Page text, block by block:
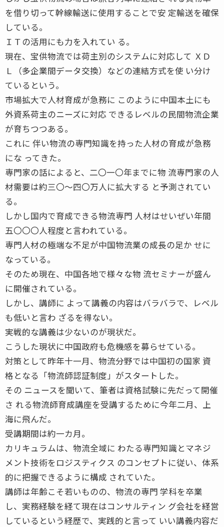
を借り切って幹線輸送に使用することで安 定輸送を確保
している。
ＩＴの活用にも力を入れてい る。
現在、宝供物流では荷主別のシステムに対応して ＸＤ
Ｌ（多企業間データ交換）などの連結方式を使 い分け
ているという。
市場拡大で人材育成が急務に このように中国本土にも
外資系荷主のニーズに対応 できるレベルの民間物流企業
が育ちつつある。
これに 伴い物流の専門知識を持った人材の育成が急務
にな ってきた。
専門家の話によると、二〇一〇年までに物 流専門家の人
材需要は約三〇〜四〇万人に拡大する と予測されてい
る。
しかし国内で育成できる物流専門 人材はせいぜい年間
五〇〇〇人程度と言われている。
専門人材の極端な不足が中国物流業の成長の足か せに
なっている。
そのため現在、中国各地で様々な物 流セミナーが盛ん
に開催されている。
しかし、講師に よって講義の内容はバラバラで、レベル
も低いと言わ ざるを得ない。
実戦的な講義は少ないのが現状だ。
こうした現状に中国政府も危機感を募らせている。
対策として昨年十一月、物流分野では中国初の国家 資
格となる「物流師認証制度」がスタートした。
その ニュースを聞いて、筆者は資格試験に先だって開催
さ れる物流師育成講座を受講するために今年二月、上
海に飛んだ。
受講期間は約一カ月。
カリキュラムは、物流全域に わたる専門知識とマネジ
メント技術をロジスティクス のコンセプトに従い、体系
的に把握できるように構成 されていた。
講師は年齢こそ若いものの、物流の専門 学科を卒業
し、実務経験を経て現在はコンサルティン グ会社を経営
しているという経歴で、実践的と言って いい講義内容だ